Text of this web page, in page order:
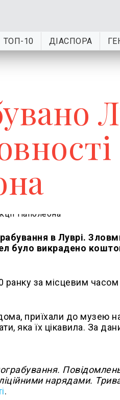
ТОП-10 ДІАСПОРА
в Луврі.
було викрадено
за місцевим часом
приїхали до музею
яка їх цікавила. За
нарядами.
.